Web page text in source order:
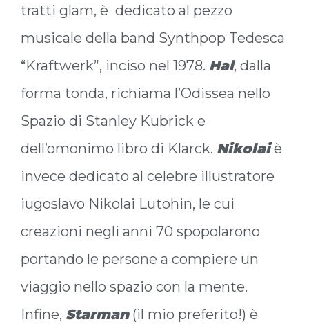
tratti glam, è dedicato al pezzo
musicale della band Synthpop Tedesca
“Kraftwerk”, inciso nel 1978. Hal, dalla
forma tonda, richiama l’Odissea nello
Spazio di Stanley Kubrick e
dell’omonimo libro di Klarck. Nikolaiè
invece dedicato al celebre illustratore
iugoslavo Nikolai Lutohin, le cui
creazioni negli anni 70 spopolarono
portando le persone a compiere un
viaggio nello spazio con la mente.
Infine, Starman(il mio preferito!) è